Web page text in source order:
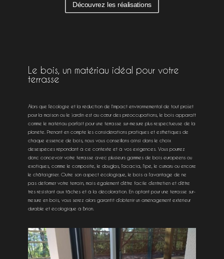
Découvrez les réalisations
Le bois, un matériau idéal pour votre
terrasse
Alors que l’écologie et la réduction de l’impact environnemental de tout projet
pour la maison ou le jardin est au cœur des préoccupations, le bois apparaît
comme le matériau parfait pour une terrasse sur-mesure plus respectueuse de la
planète. Prenant en compte les considérations pratiques et esthétiques de
chaque essence de bois, nous vous conseillons ainsi dans le choix
desespèces répondant à ce contexte et à vos exigences. Vous pourrez
donc concevoir votre terrasse avec plusieurs gammes de bois européens ou
exotiques, comme le composite, le douglas, l’acacia, l’ipé, le cumaru ou encore
le châtaignier. Outre son aspect écologique, le bois a l’avantage de ne
pas déformer votre terrain, mais également d’être facile d’entretien et d’être
très résistant aux tâches et à la décoloration. En optant pour une terrasse sur-
mesure en bois, vous serez alors garantit d’obtenir un aménagement extérieur
durable et écologique à Brion.